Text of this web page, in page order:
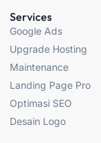
b
o
o
-
a
g
r
m
Services
Google Ads
Upgrade Hosting
Maintenance
Landing Page Pro
Optimasi SEO
Desain Logo